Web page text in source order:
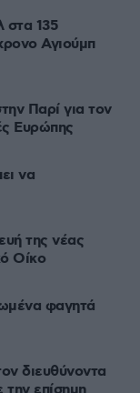
στα 135
Αγιούμπ
Παρί για τον
Ευρώπης
να
της νέας
Οίκο
φαγητά
διευθύνοντα